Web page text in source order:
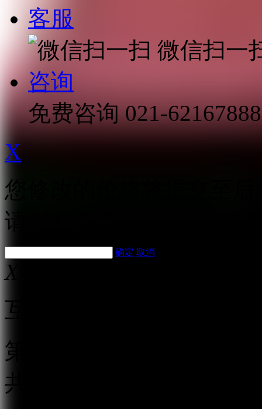
客服
微信扫一
咨询
免费咨询 021-62167888
X
您修改的价格将提交至
请耐心等待
确定 取消
X
互联网跟帖评论服务管理
第一条 为规范互联网跟
共利益，保护公民、法